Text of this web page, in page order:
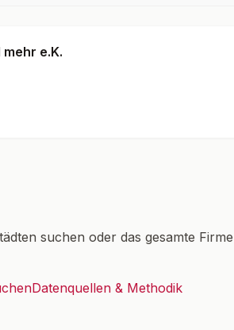
e.K.
suchen oder das gesamte
Datenquellen & Methodik